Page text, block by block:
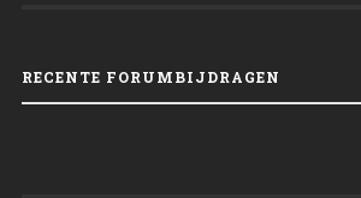
RECENTE FORUMBIJDRAGEN